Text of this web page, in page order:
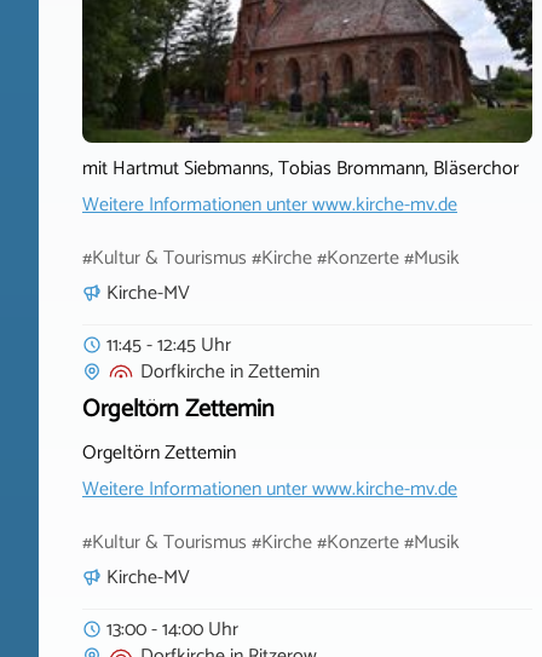
mit Hartmut Siebmanns, Tobias Brommann, Bläserchor
Weitere Informationen unterwww.kirche-mv.de
#Kultur & Tourismus #Kirche #Konzerte #Musik
Kirche-MV
11:45 - 12:45 Uhr
DorfkircheinZettemin
Orgeltörn Zettemin
Orgeltörn Zettemin
Weitere Informationen unterwww.kirche-mv.de
#Kultur & Tourismus #Kirche #Konzerte #Musik
Kirche-MV
13:00 - 14:00 Uhr